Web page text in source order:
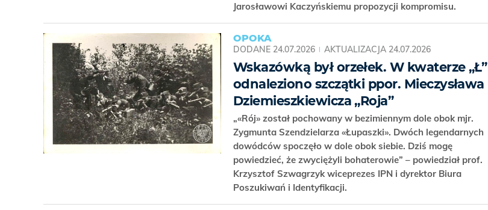
Jarosławowi Kaczyńskiemu propozycji kompromisu.
OPOKA
DODANE 24.07.2026 AKTUALIZACJA 24.07.2026
Wskazówką był orzełek. W kwaterze „Ł”
odnaleziono szczątki ppor. Mieczysława
Dziemieszkiewicza „Roja”
„«Rój» został pochowany w bezimiennym dole obok mjr.
Zygmunta Szendzielarza «Łupaszki». Dwóch legendarnych
dowódców spoczęło w dole obok siebie. Dziś mogę
powiedzieć, że zwyciężyli bohaterowie” – powiedział prof.
Krzysztof Szwagrzyk wiceprezes IPN i dyrektor Biura
Poszukiwań i Identyfikacji.